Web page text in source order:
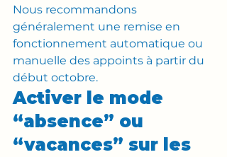
Nous recommandons
généralement une remise en
fonctionnement automatique ou
manuelle des appoints à partir du
début octobre.
Activer le mode
“absence” ou
“vacances” sur les